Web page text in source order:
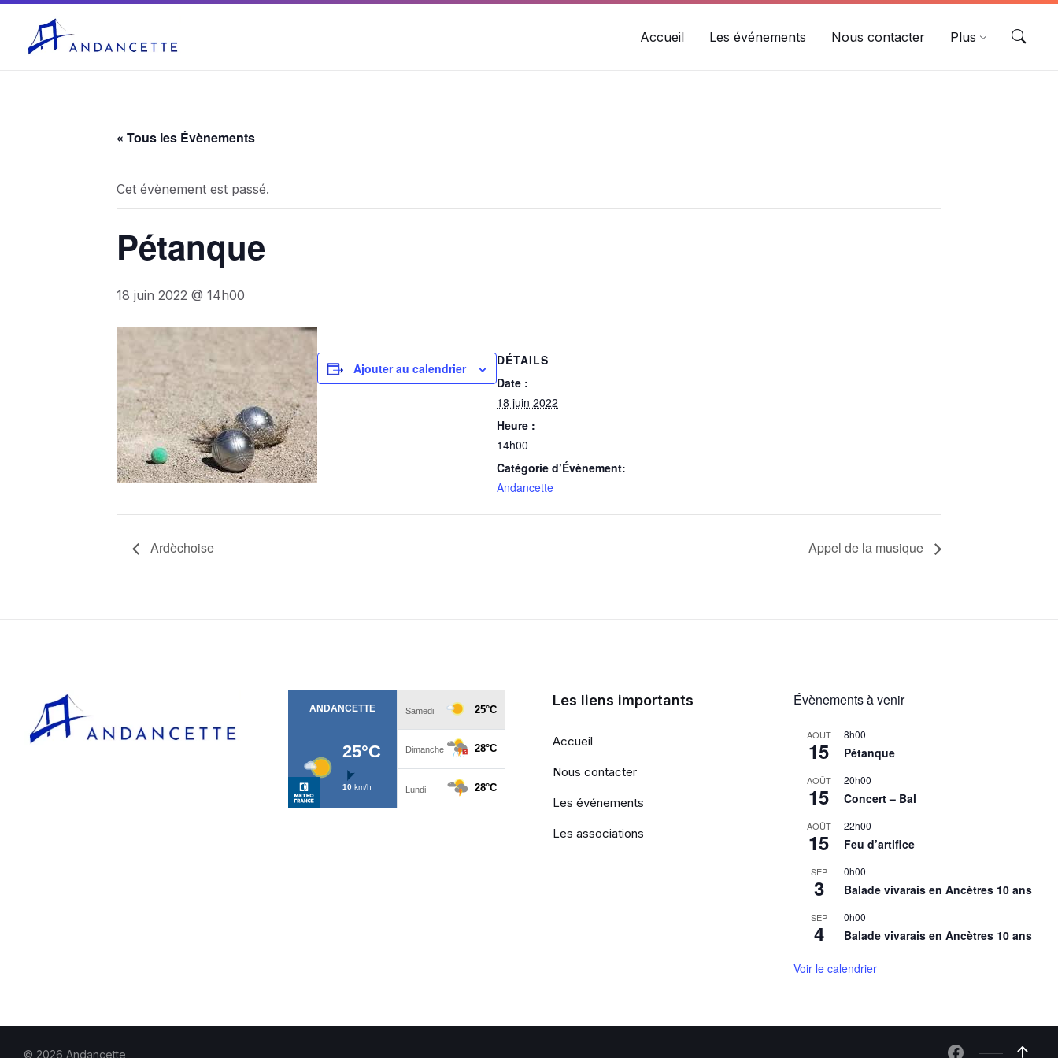
Accueil Les événements Nous contacter Plus
« Tous les Évènements
Cet évènement est passé.
Pétanque
18 juin 2022 @ 14h00
Ajouter au calendrier
DÉTAILS
Date :
18 juin 2022
Heure :
14h00
Catégorie d’Évènement:
Andancette
Ardèchoise Appel de la musique
Les liens importants
Accueil
Nous contacter
Les événements
Les associations
Évènements à venir
AOÛT
15
8h00
Pétanque
AOÛT
15
20h00
Concert – Bal
AOÛT
15
22h00
Feu d’artifice
SEP
3
0h00
Balade vivarais en Ancètres 10 ans
SEP
4
0h00
Balade vivarais en Ancètres 10 ans
Voir le calendrier
© 2026 Andancette